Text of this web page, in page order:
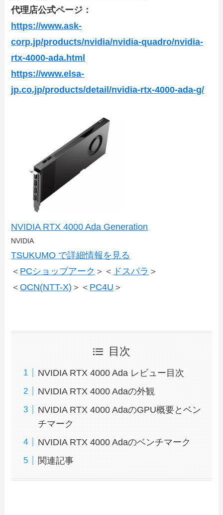
代理店公式ページ：
https://www.ask-
corp.jp/products/nvidia/nvidia-quadro/nvidia-
rtx-4000-ada.html
https://www.elsa-
jp.co.jp/products/detail/nvidia-rtx-4000-ada-g/
NVIDIA RTX 4000 Ada Generation
NVIDIA
TSUKUMO で詳細情報を見る
＜ PCショップアーク ＞＜ ドスパラ ＞
＜OCN(NTT-X) ＞＜ PC4U ＞
目次
NVIDIA RTX 4000 Ada レビュー目次
NVIDIA RTX 4000 Adaの外観
NVIDIA RTX 4000 AdaのGPU概要とベン
チマーク
NVIDIA RTX 4000 Adaのベンチマーク
関連記事